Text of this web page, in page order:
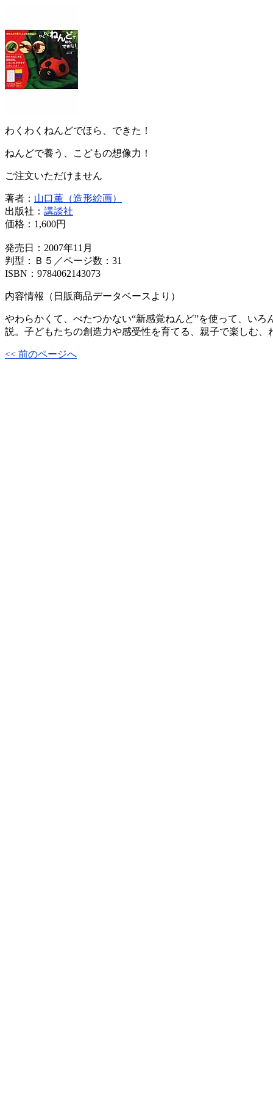
わくわくねんどでほら、できた！
ねんどで養う、こどもの想像力！
ご注文いただけません
著者： 山口薫（造形絵画）
出版社： 講談社
価格： 1,600円
発売日：2007年11月
判型：Ｂ５／ページ数：31
ISBN：9784062143073
内容情報（日販商品データベースより）
やわらかくて、べたつかない“新感覚ねんど”を使って、い
説。子どもたちの創造力や感受性を育てる、親子で楽しむ、
<< 前のページへ